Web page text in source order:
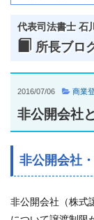
代表司法書士 石
所長ブロ
2016/07/06 商業
非公開会社
非公開会社
非公開会社（株式